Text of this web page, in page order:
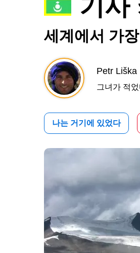
기사
세계에서 가
Petr Liška
그녀가 적
나는 거기에 있었다